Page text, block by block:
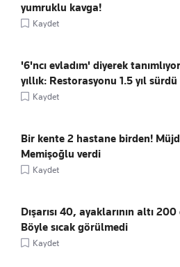
yumruklu kavga!
Kaydet
'6'ncı evladım' diyerek
yıllık: Restorasyonu 1.5 yıl sürdü
Kaydet
Bir kente 2 hastane birden!
Memişoğlu verdi
Kaydet
Dışarısı 40, ayaklarının altı
Böyle sıcak görülmedi
Kaydet